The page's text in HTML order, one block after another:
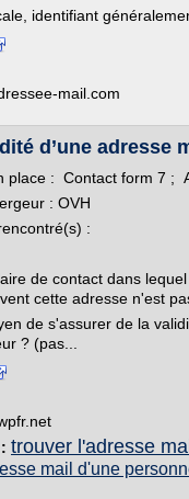
identifiant
mail.com
d’une adresse
place : Contact form 7 ;
: OVH
:
de contact dans
cette adresse n'est
de s'assurer de la
? (pas...
trouver l'adresse
mail d'une